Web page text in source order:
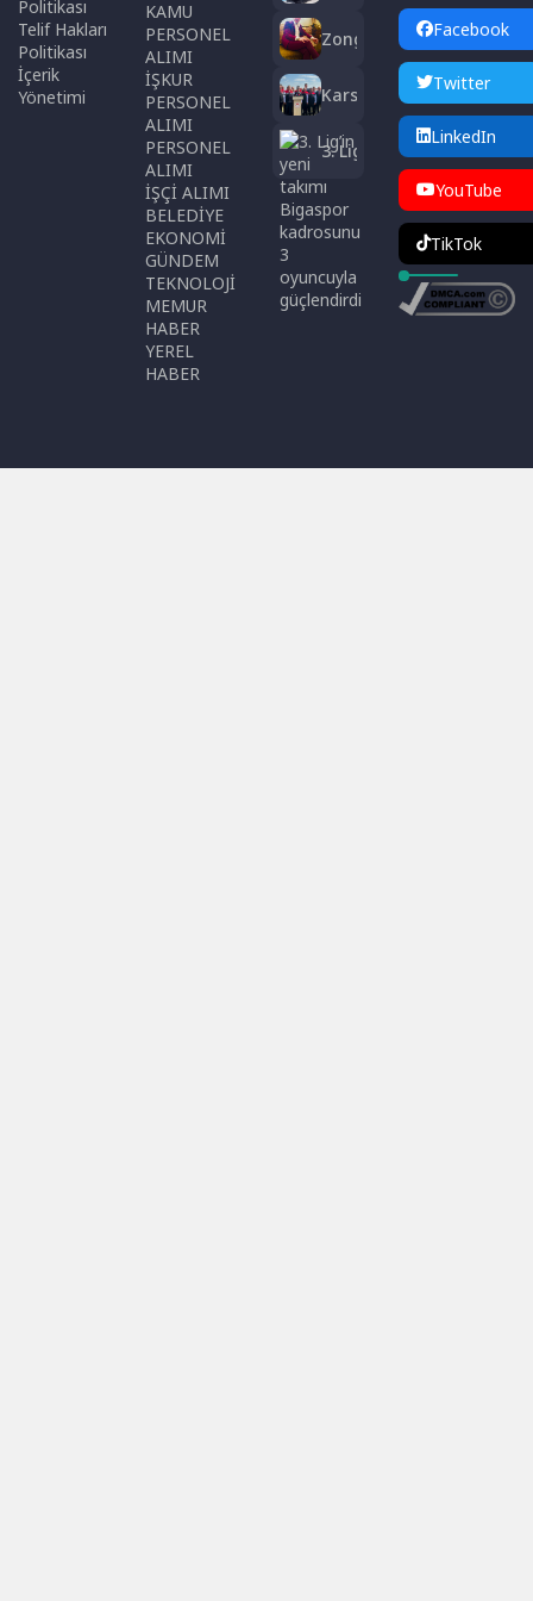
Politikası
Telif Hakları
Politikası
İçerik
Yönetimi
KAMU
PERSONEL
ALIMI
İŞKUR
PERSONEL
ALIMI
PERSONEL
ALIMI
İŞÇİ ALIMI
BELEDİYE
EKONOMİ
GÜNDEM
TEKNOLOJİ
MEMUR
HABER
YEREL
HABER
havuzunda
geleceğin
sporcuları
Zonguldak’ta
evinde ölü
bulundu:
Kesin ölüm
otopsiyle
belirlenecek
Kars’ta
Hayvancılıkta
Dijital Küpe
Dönemi
Başladı
3. Lig’in
yeni takımı
Bigaspor
kadrosunu
3
oyuncuyla
güçlendirdi
Facebook
Twitter
LinkedIn
YouTube
TikTok